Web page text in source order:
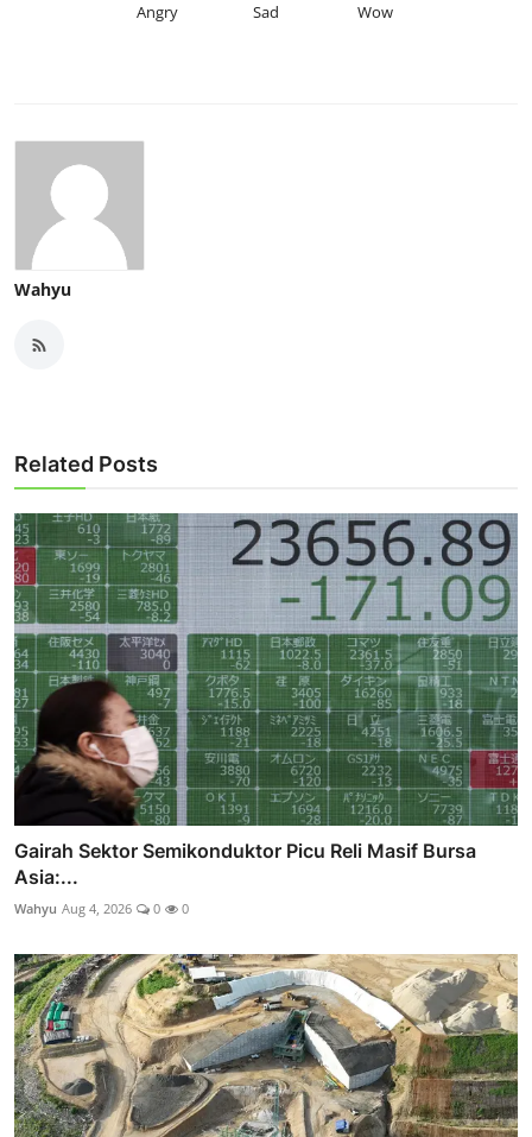
Angry Sad Wow
Wahyu
Related Posts
Gairah Sektor Semikonduktor Picu Reli Masif Bursa
Asia:...
Wahyu Aug 4, 2026 0 0